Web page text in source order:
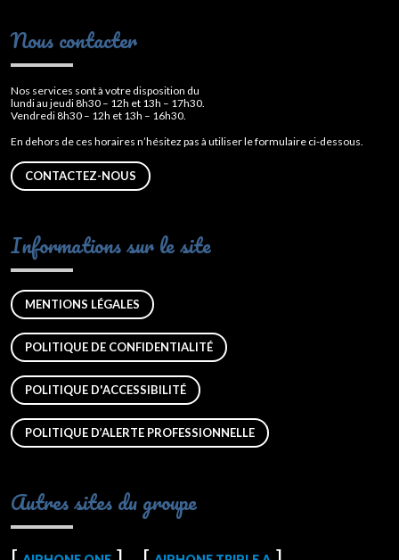
Nous contacter
Nos services sont à votre disposition du
lundi au jeudi 8h30 – 12h et 13h – 17h30.
Vendredi 8h30 – 12h et 13h – 16h30.
En dehors de ces horaires n’hésitez pas à utiliser le formulaire ci-dessous.
CONTACTEZ-NOUS
Informations sur le site
MENTIONS LÉGALES
POLITIQUE DE CONFIDENTIALITÉ
POLITIQUE D'ACCESSIBILITÉ
POLITIQUE D’ALERTE PROFESSIONNELLE
Autres sites du groupe